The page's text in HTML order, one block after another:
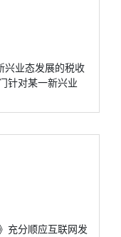
兴业态发展的税收
针对某一新兴业
充分顺应互联网发